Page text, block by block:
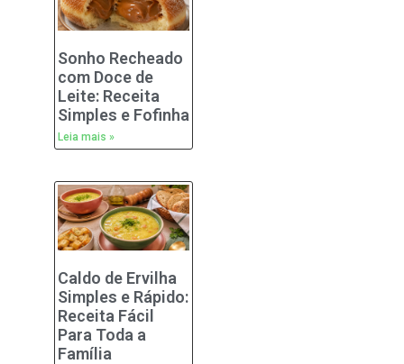
Sonho Recheado
com Doce de
Leite: Receita
Simples e Fofinha
Leia mais »
Caldo de Ervilha
Simples e Rápido:
Receita Fácil
Para Toda a
Família